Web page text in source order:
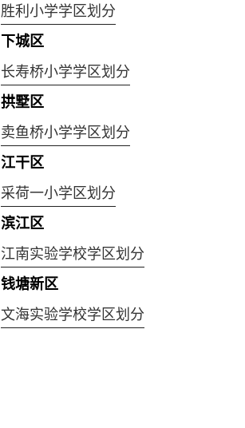
胜利小学学区划分
下城区
长寿桥小学学区划分
拱墅区
卖鱼桥小学学区划分
江干区
采荷一小学区划分
滨江区
江南实验学校学区划分
钱塘新区
文海实验学校学区划分